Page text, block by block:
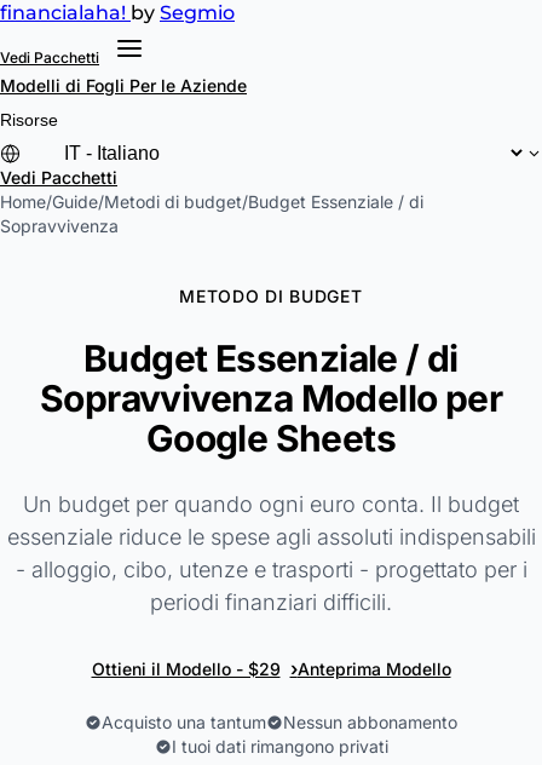
financialaha! by Segmio
Vedi Pacchetti
Modelli di Fogli Per le Aziende
Risorse
Vedi Pacchetti
Home/Guide/Metodi di budget/Budget Essenziale / di
Sopravvivenza
METODO DI BUDGET
Budget Essenziale / di
Sopravvivenza Modello per
Google Sheets
Un budget per quando ogni euro conta. Il budget
essenziale riduce le spese agli assoluti indispensabili
- alloggio, cibo, utenze e trasporti - progettato per i
periodi finanziari difficili.
Ottieni il Modello - $29 ›Anteprima Modello
Acquisto una tantum
Nessun abbonamento
I tuoi dati rimangono privati